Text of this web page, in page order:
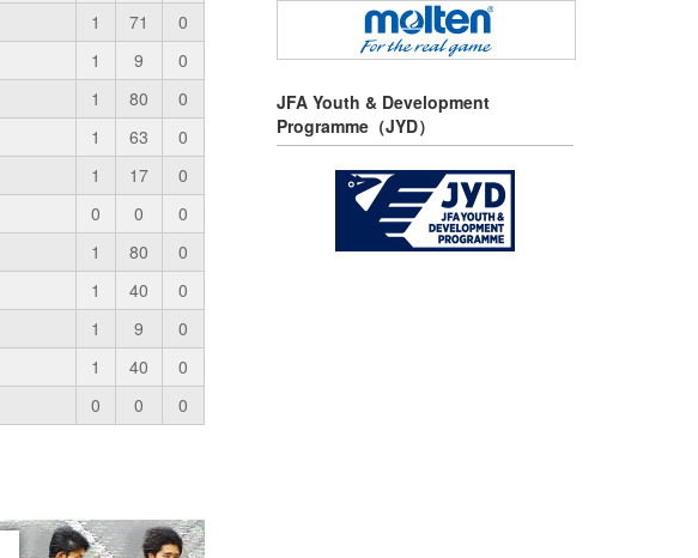
1 71
0
1 9
0
1 80
0
1 63
0
1 17
0
0 0
0
1 80
0
1 40
0
1 9
0
1 40
0
0 0 0
JFA Youth & Development
Programme（JYD）